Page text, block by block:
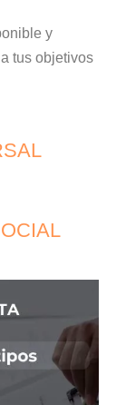
y
tus objetivos